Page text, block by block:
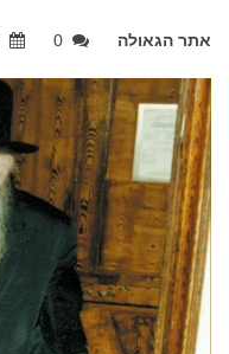
אתר הגאולה 0